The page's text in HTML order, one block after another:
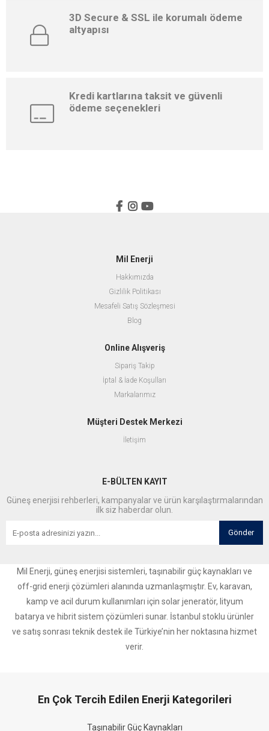
3D Secure & SSL ile korumalı ödeme
altyapısı
Kredi kartlarına taksit ve güvenli
ödeme seçenekleri
Mil Enerji
Hakkımızda
Gizlilik Politikası
Mesafeli Satış Sözleşmesi
Blog
Online Alışveriş
Sipariş Takip
İptal & İade Koşulları
Markalarımız
Müşteri Destek Merkezi
İletişim
E-BÜLTEN KAYIT
Güneş enerjisi rehberleri, kampanyalar ve ürün karşılaştırmalarından
ilk siz haberdar olun.
Gönder
Mil Enerji, güneş enerjisi sistemleri, taşınabilir güç kaynakları ve
off-grid enerji çözümleri alanında uzmanlaşmıştır. Ev, karavan,
kamp ve acil durum kullanımları için solar jeneratör, lityum
batarya ve hibrit sistem çözümleri sunar. İstanbul stoklu ürünler
ve satış sonrası teknik destek ile Türkiye’nin her noktasına hizmet
verir.
En Çok Tercih Edilen Enerji Kategorileri
Taşınabilir Güç Kaynakları